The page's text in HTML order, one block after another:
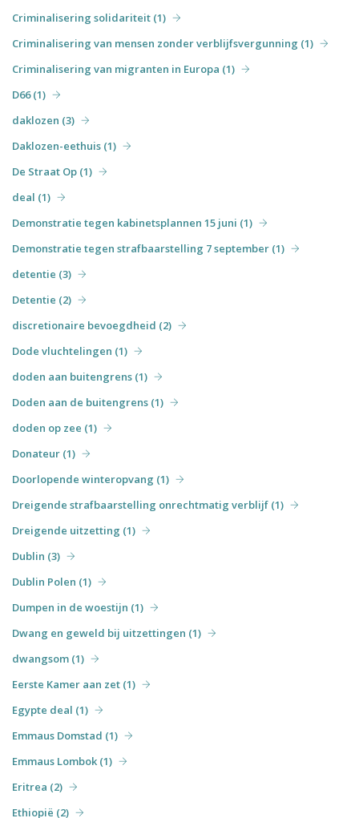
Criminalisering solidariteit (1)
Criminalisering van mensen zonder verblijfsvergunning (1)
Criminalisering van migranten in Europa (1)
D66 (1)
daklozen (3)
Daklozen-eethuis (1)
De Straat Op (1)
deal (1)
Demonstratie tegen kabinetsplannen 15 juni (1)
Demonstratie tegen strafbaarstelling 7 september (1)
detentie (3)
Detentie (2)
discretionaire bevoegdheid (2)
Dode vluchtelingen (1)
doden aan buitengrens (1)
Doden aan de buitengrens (1)
doden op zee (1)
Donateur (1)
Doorlopende winteropvang (1)
Dreigende strafbaarstelling onrechtmatig verblijf (1)
Dreigende uitzetting (1)
Dublin (3)
Dublin Polen (1)
Dumpen in de woestijn (1)
Dwang en geweld bij uitzettingen (1)
dwangsom (1)
Eerste Kamer aan zet (1)
Egypte deal (1)
Emmaus Domstad (1)
Emmaus Lombok (1)
Eritrea (2)
Ethiopië (2)